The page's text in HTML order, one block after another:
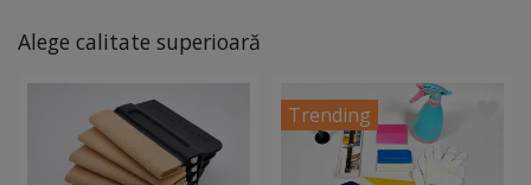
Alege calitate superioară
Trending